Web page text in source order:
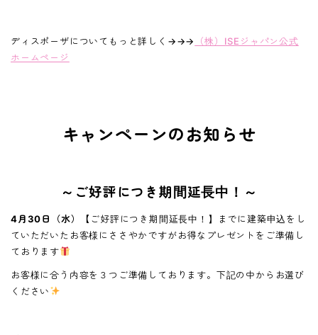
ディスポーザについてもっと詳しく→→→
（株）ISEジャパン公式
ホームページ
キャンペーンのお知らせ
～ご好評につき期間延長中！～
4月30日（水）
【ご好評につき期間延長中！】までに建築申込をし
ていただいたお客様にささやかですがお得なプレゼントをご準備し
ております
お客様に合う内容を３つご準備しております。下記の中からお選び
ください